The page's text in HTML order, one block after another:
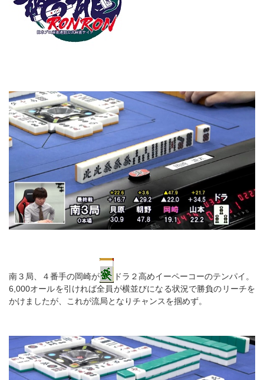
南３局、４番手の岡崎が
ドラ２高めイーペーコーのテンパイ。
6,000オールを引ければ全員が横並びになる状況で勝負のリーチを
かけましたが、これが流局となりチャンスを掴めず。